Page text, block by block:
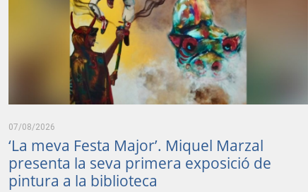
07/08/2026
‘La meva Festa Major’. Miquel Marzal
presenta la seva primera exposició de
pintura a la biblioteca